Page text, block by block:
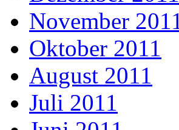
November 2011
Oktober 2011
August 2011
Juli 2011